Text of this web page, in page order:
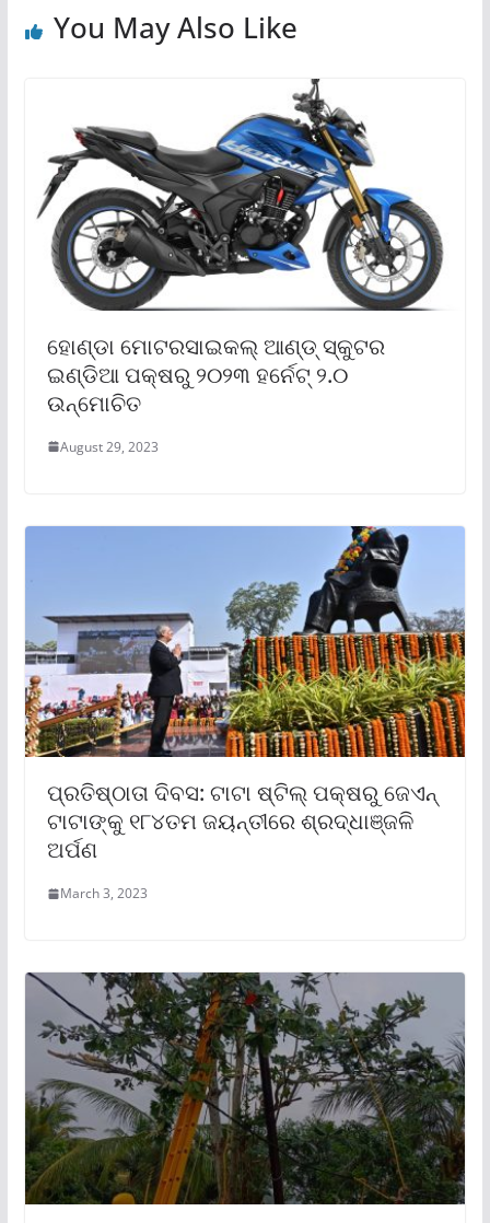
You May Also Like
ହୋଣ୍ଡା ମୋଟରସାଇକଲ୍ ଆଣ୍ଡ୍ ସ୍କୁଟର
ଇଣ୍ଡିଆ ପକ୍ଷରୁ ୨୦୨୩ ହର୍ନେଟ୍ ୨.୦
ଉନ୍ମୋଚିତ
August 29, 2023
ପ୍ରତିଷ୍ଠାତା ଦିବସ: ଟାଟା ଷ୍ଟିଲ୍ ପକ୍ଷରୁ ଜେଏନ୍
ଟାଟାଙ୍କୁ ୧୮୪ତମ ଜୟନ୍ତୀରେ ଶ୍ରଦ୍ଧାଞ୍ଜଳି
ଅର୍ପଣ
March 3, 2023